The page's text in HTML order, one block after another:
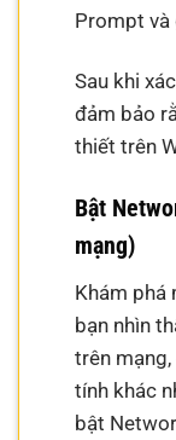
Prompt và
Sau khi
đảm bảo
thiết trên
Bật
mạng)
Khám phá
bạn nhìn
trên
tính khác
bật